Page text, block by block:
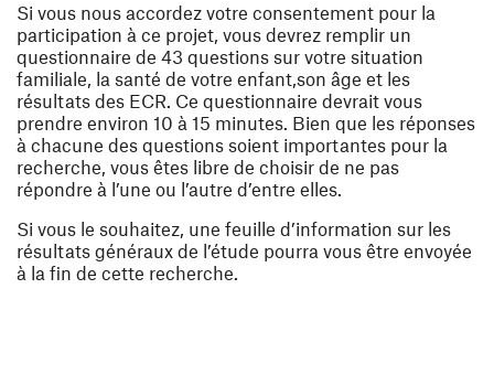
Si vous nous accordez votre consentement pour la
participation à ce projet, vous devrez remplir un
questionnaire de 43 questions sur votre situation
familiale, la santé de votre enfant,son âge et les
résultats des ECR. Ce questionnaire devrait vous
prendre environ 10 à 15 minutes. Bien que les réponses
à chacune des questions soient importantes pour la
recherche, vous êtes libre de choisir de ne pas
répondre à l’une ou l’autre d’entre elles.
Si vous le souhaitez, une feuille d’information sur les
résultats généraux de l’étude pourra vous être envoyée
à la fin de cette recherche.